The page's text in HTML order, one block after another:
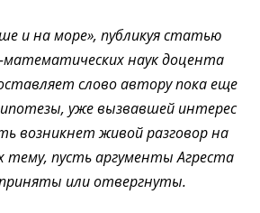
и на море», публикуя статью
наук доцента
слово автору пока еще
уже вызвавшей интерес
возникнет живой разговор на
пусть аргументы Агреста
или отвергнуты.